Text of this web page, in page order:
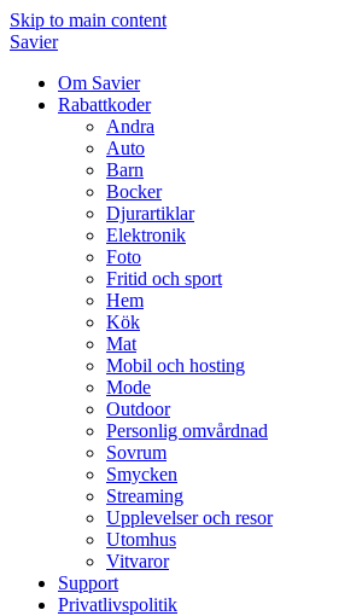
Skip to main content
Savier
Om Savier
Rabattkoder
Andra
Auto
Barn
Bocker
Djurartiklar
Elektronik
Foto
Fritid och sport
Hem
Kök
Mat
Mobil och hosting
Mode
Outdoor
Personlig omvårdnad
Sovrum
Smycken
Streaming
Upplevelser och resor
Utomhus
Vitvaror
Support
Privatlivspolitik